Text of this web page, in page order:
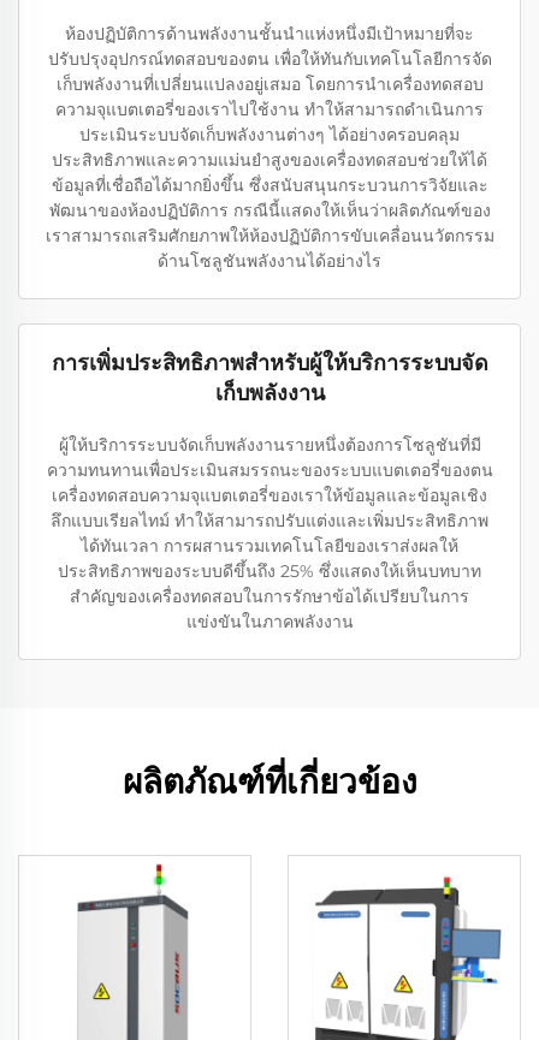
ห้องปฏิบัติการด้านพลังงานชั้นนำแห่งหนึ่งมีเป้าหมายที่จะ
ปรับปรุงอุปกรณ์ทดสอบของตน เพื่อให้ทันกับเทคโนโลยีการจัด
เก็บพลังงานที่เปลี่ยนแปลงอยู่เสมอ โดยการนำเครื่องทดสอบ
ความจุแบตเตอรี่ของเราไปใช้งาน ทำให้สามารถดำเนินการ
ประเมินระบบจัดเก็บพลังงานต่างๆ ได้อย่างครอบคลุม
ประสิทธิภาพและความแม่นยำสูงของเครื่องทดสอบช่วยให้ได้
ข้อมูลที่เชื่อถือได้มากยิ่งขึ้น ซึ่งสนับสนุนกระบวนการวิจัยและ
พัฒนาของห้องปฏิบัติการ กรณีนี้แสดงให้เห็นว่าผลิตภัณฑ์ของ
เราสามารถเสริมศักยภาพให้ห้องปฏิบัติการขับเคลื่อนนวัตกรรม
ด้านโซลูชันพลังงานได้อย่างไร
การเพิ่มประสิทธิภาพสำหรับผู้ให้บริการระบบจัด
เก็บพลังงาน
ผู้ให้บริการระบบจัดเก็บพลังงานรายหนึ่งต้องการโซลูชันที่มี
ความทนทานเพื่อประเมินสมรรถนะของระบบแบตเตอรี่ของตน
เครื่องทดสอบความจุแบตเตอรี่ของเราให้ข้อมูลและข้อมูลเชิง
ลึกแบบเรียลไทม์ ทำให้สามารถปรับแต่งและเพิ่มประสิทธิภาพ
ได้ทันเวลา การผสานรวมเทคโนโลยีของเราส่งผลให้
ประสิทธิภาพของระบบดีขึ้นถึง 25% ซึ่งแสดงให้เห็นบทบาท
สำคัญของเครื่องทดสอบในการรักษาข้อได้เปรียบในการ
แข่งขันในภาคพลังงาน
ผลิตภัณฑ์ที่เกี่ยวข้อง